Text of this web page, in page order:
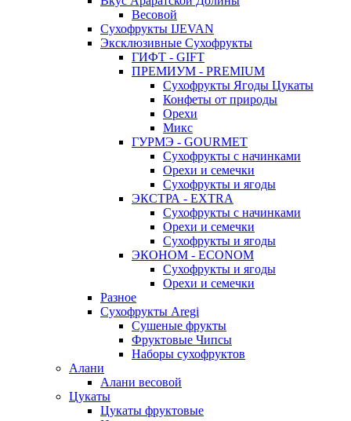
Весовой
Сухофрукты IJEVAN
Эксклюзивные Сухофрукты
ГИФТ - GIFT
ПРЕМИУМ - PREMIUM
Сухофрукты Ягоды Цукаты
Конфеты от природы
Орехи
Микс
ГУРМЭ - GOURMET
Сухофрукты с начинками
Орехи и семечки
Сухофрукты и ягоды
ЭКСТРА - EXTRA
Сухофрукты с начинками
Орехи и семечки
Сухофрукты и ягоды
ЭКОНОМ - ECONOM
Сухофрукты и ягоды
Орехи и семечки
Разное
Сухофрукты Aregi
Сушеные фрукты
Фруктовые Чипсы
Наборы сухофруктов
Алани
Алани весовой
Цукаты
Цукаты фруктовые